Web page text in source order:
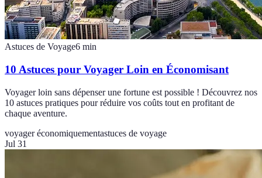
Astuces de Voyage6 min
10 Astuces pour Voyager Loin en Économisant
Voyager loin sans dépenser une fortune est possible ! Découvrez nos
10 astuces pratiques pour réduire vos coûts tout en profitant de
chaque aventure.
voyager économiquementastuces de voyage
Jul 31